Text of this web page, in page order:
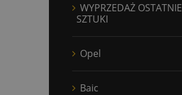
WYPRZEDAŻ OSTATNIE
SZTUKI
Opel
Baic